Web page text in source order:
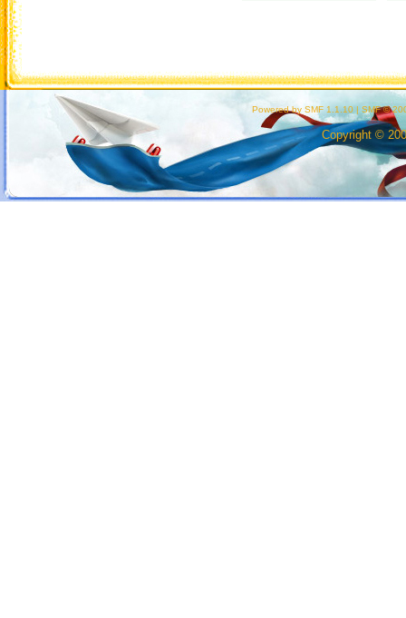
Powered by SMF 1.1.10 | SMF ©
Copyright ©